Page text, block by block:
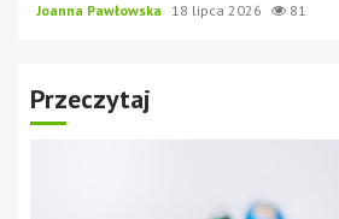
Joanna Pawłowska 18 lipca 2026 81
Przeczytaj